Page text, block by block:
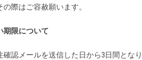
際はご容赦願います。
期限について
認メールを送信した日から3日間とな